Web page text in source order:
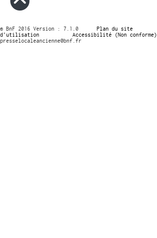
© BnF 2016 Version : 7.1.0 Plan du site
d’utilisation
Accessibilité (Non conforme)
presselocaleancienne@bnf.fr